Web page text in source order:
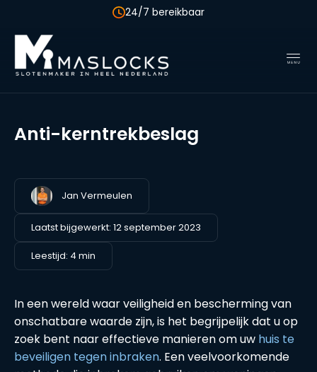
+31 850 041 533
Anti-kerntrekbeslag
Jan Vermeulen
Laatst bijgewerkt: 12 september 2023
Leestijd: 4 min
In een wereld waar veiligheid en bescherming van
onschatbare waarde zijn, is het begrijpelijk dat u op
zoek bent naar effectieve manieren om uw huis te
beveiligen tegen inbraken. Een veelvoorkomende